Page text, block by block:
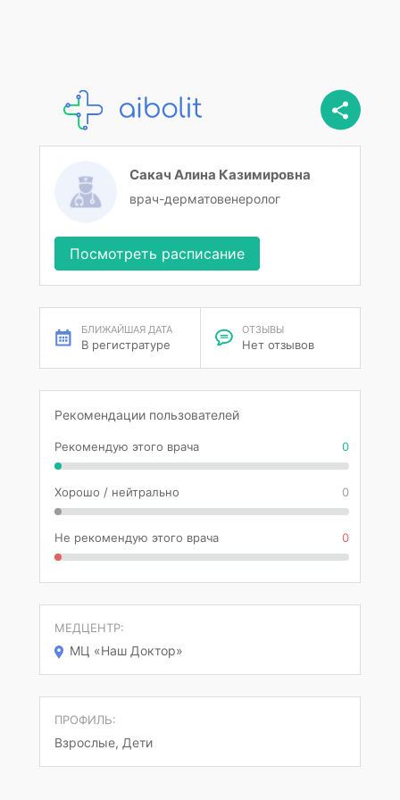
Сакач Алина Казимировна
врач-дерматовенеролог
Посмотреть расписание
БЛИЖАЙШАЯ ДАТА
В регистратуре
ОТЗЫВЫ
Нет отзывов
Рекомендации пользователей
Рекомендую этого врача 0
Хорошо / нейтрально 0
Не рекомендую этого врача 0
МЕДЦЕНТР:
МЦ «Наш Доктор»
ПРОФИЛЬ:
Взрослые, Дети